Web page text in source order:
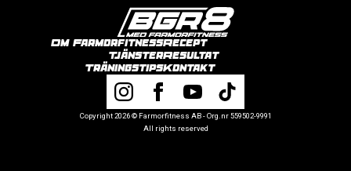
Om Farmorfitness
Tjänster
Träningstips
Recept
Resultat
Kontakt
Copyright 2026 © Farmorfitness AB - Org.nr 559502-9991
All rights reserved